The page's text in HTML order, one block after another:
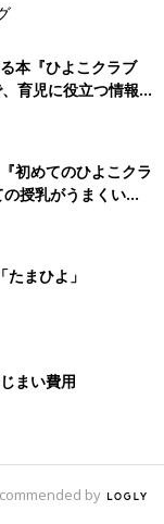
本『ひよこクラブ
育児に役立つ情報が
初めてのひよこクラ
授乳がうまくい
のトラブル 解決テ
まひよ」
まい費用
by